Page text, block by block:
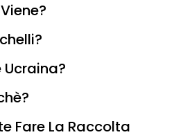
Ucraina?
Fare La Raccolta